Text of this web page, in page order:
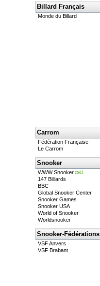
Billard Français
Monde du Billard
Carrom
Fédération Française
Le Carrom
Snooker
WWW Snooker cool
147 Billiards
BBC
Global Snooker Center
Snooker Games
Snooker USA
World of Snooker
Worldsnooker
Snooker-Fédérations
VSF Anvers
VSF Brabant